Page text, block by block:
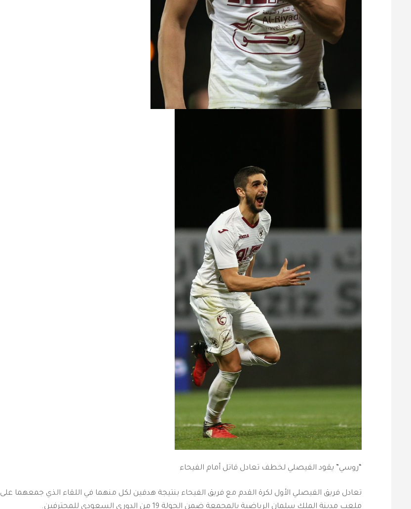
“روسي” يقود الفيصلي لخطف تعادل قاتل أمام الفيحاء
تعادل فريق الفيصلي الأول لكرة القدم مع فريق الفيحاء بنتيجة هدفين لكل منهما في اللقاء الذي جمعهما على
ملعب مدينة الملك سلمان الرياضية بالمجمعة ضمن الجولة 19 من الدوري السعودي للمحترفين.